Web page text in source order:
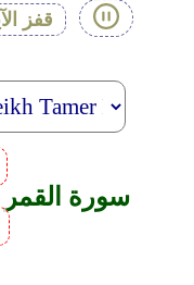
قفز
54. Surah Al-Qamar سورة القمر